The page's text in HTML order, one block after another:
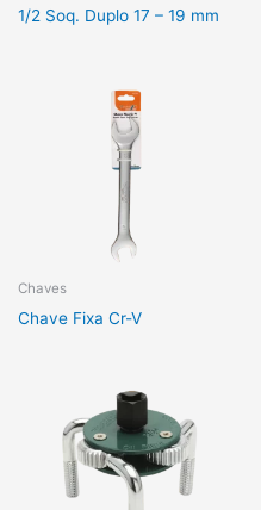
1/2 Soq. Duplo 17 – 19 mm
Chaves
Chave Fixa Cr-V